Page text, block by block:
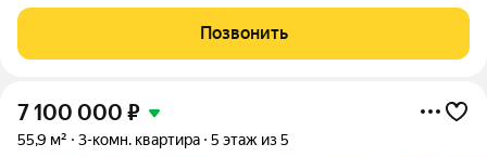
Позвонить
7 100 000 ₽
55,9 м² 3-комн. квартира 5 этаж из 5